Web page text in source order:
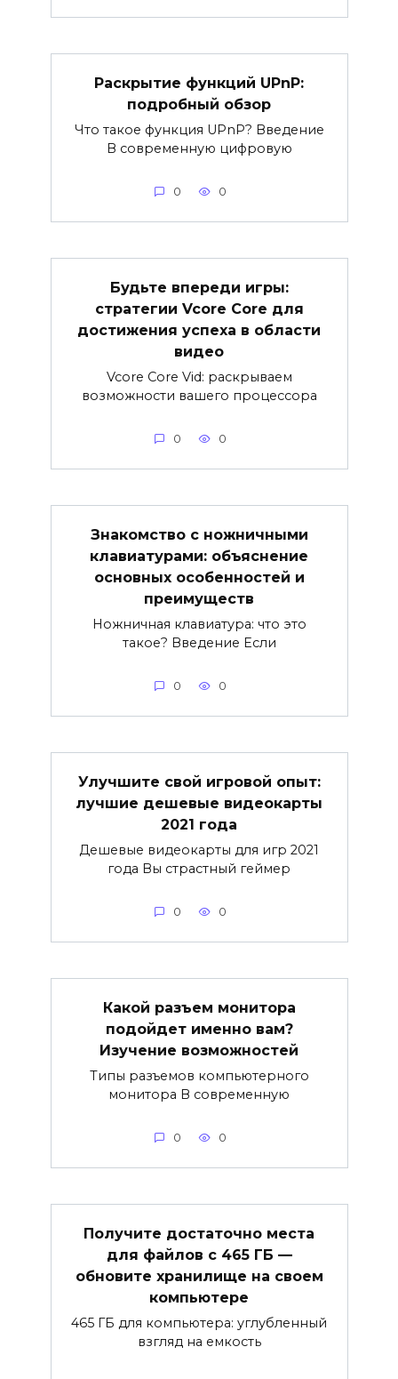
Раскрытие функций UPnP:
подробный обзор
Что такое функция UPnP? Введение
В современную цифровую
0 0
Будьте впереди игры:
стратегии Vcore Core для
достижения успеха в области
видео
Vcore Core Vid: раскрываем
возможности вашего процессора
0 0
Знакомство с ножничными
клавиатурами: объяснение
основных особенностей и
преимуществ
Ножничная клавиатура: что это
такое? Введение Если
0 0
Улучшите свой игровой опыт:
лучшие дешевые видеокарты
2021 года
Дешевые видеокарты для игр 2021
года Вы страстный геймер
0 0
Какой разъем монитора
подойдет именно вам?
Изучение возможностей
Типы разъемов компьютерного
монитора В современную
0 0
Получите достаточно места
для файлов с 465 ГБ —
обновите хранилище на своем
компьютере
465 ГБ для компьютера: углубленный
взгляд на емкость